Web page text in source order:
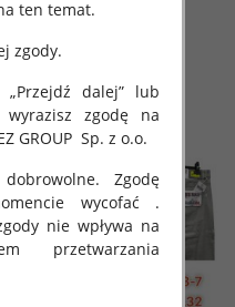
ten temat.
zgody.
„Przejdź dalej” lub
zgodę na
GROUP Sp. z o.o.
Zgodę
wycofać .
nie wpływa na
przetwarzania